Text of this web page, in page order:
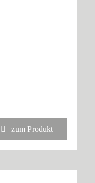
zum Produkt